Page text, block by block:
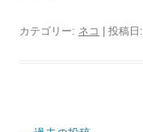
カテゴリー: ネコ | 投稿日: